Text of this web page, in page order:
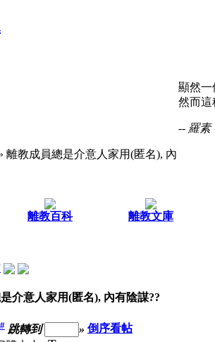
顯然一
然而這
-- 羅素
離教成員總是介意人家用(匿名), 內
離教百科 離教文庫
介意人家用(匿名), 內有陰謀??
# 跳轉到 » 倒序看帖